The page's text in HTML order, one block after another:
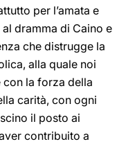
per l’amata e
dramma di Caino e
che distrugge la
alla quale noi
la forza della
carità, con ogni
il posto ai
contribuito a